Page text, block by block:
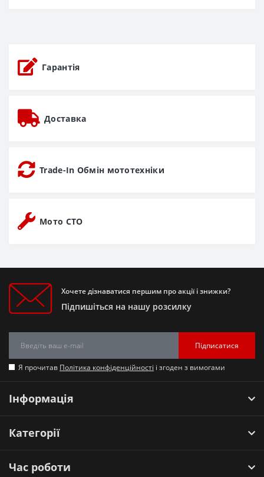
Гарантія
Доставка
Trade-In Обмін мототехніки
Мото СТО
Хочете дізнаватися першим про акції і знижки?
Підпишіться на нашу розсилку
Підписатися
Я прочитав Політика конфіденційності і згоден з вимогами
Інформація
Категорії
Час роботи